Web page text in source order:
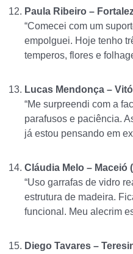
Paula Ribeiro –
“Comecei com um
empolguei. Hoje tenho
temperos, flores e
Lucas Mendonça –
“Me surpreendi com a
parafusos e paciência.
já estou pensando em
Cláudia Melo – Maceió
“Uso garrafas de vidro
estrutura de madeira.
funcional. Meu alecrim
Diego Tavares –